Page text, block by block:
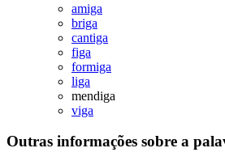
amiga
briga
cantiga
figa
formiga
liga
mendiga
viga
Outras informações sobre a